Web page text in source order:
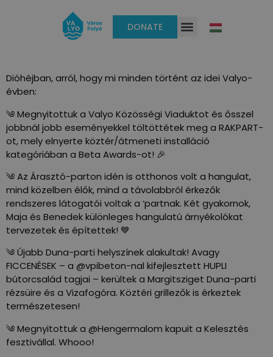
DONATE
Dióhéjban, arról, hogy mi minden történt az idei Valyo-
évben:
༄ Megnyitottuk a Valyo Közösségi Viaduktot és ősszel
jobbnál jobb eseményekkel töltöttétek meg a RAKPART-
ot, mely elnyerte köztér/átmeneti installáció
kategóriában a Beta Awards-ot! 🎉
༄ Az Árasztó-parton idén is otthonos volt a hangulat,
mind közelben élők, mind a távolabbról érkezők
rendszeres látogatói voltak a ‘partnak. Két gyakornok,
Maja és Benedek különleges hangulatú árnyékolókat
tervezetek és építettek! 💙
༄ Újabb Duna-parti helyszínek alakultak! Avagy
FICCENÉSEK – a @vpibeton-nal kifejlesztett HUPLI
bútorcsalád tagjai – kerültek a Margitsziget Duna-parti
rézsüire és a Vizafogóra. Köztéri grillezők is érkeztek
természetesen!
༄ Megnyitottuk a @Hengermalom kapuit a Kelesztés
fesztivállal. Whooo!